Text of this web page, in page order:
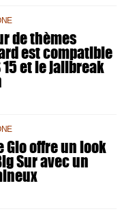
de thèmes
est compatible
15 et le jailbreak
Glo offre un look
Sur avec un